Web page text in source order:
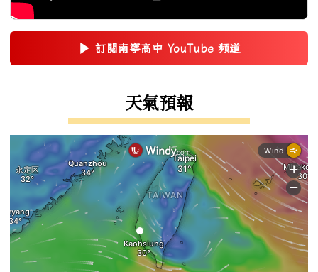
▶ 訂閱南寧高中 YouTube 頻道
(另開新視窗)
天氣預報